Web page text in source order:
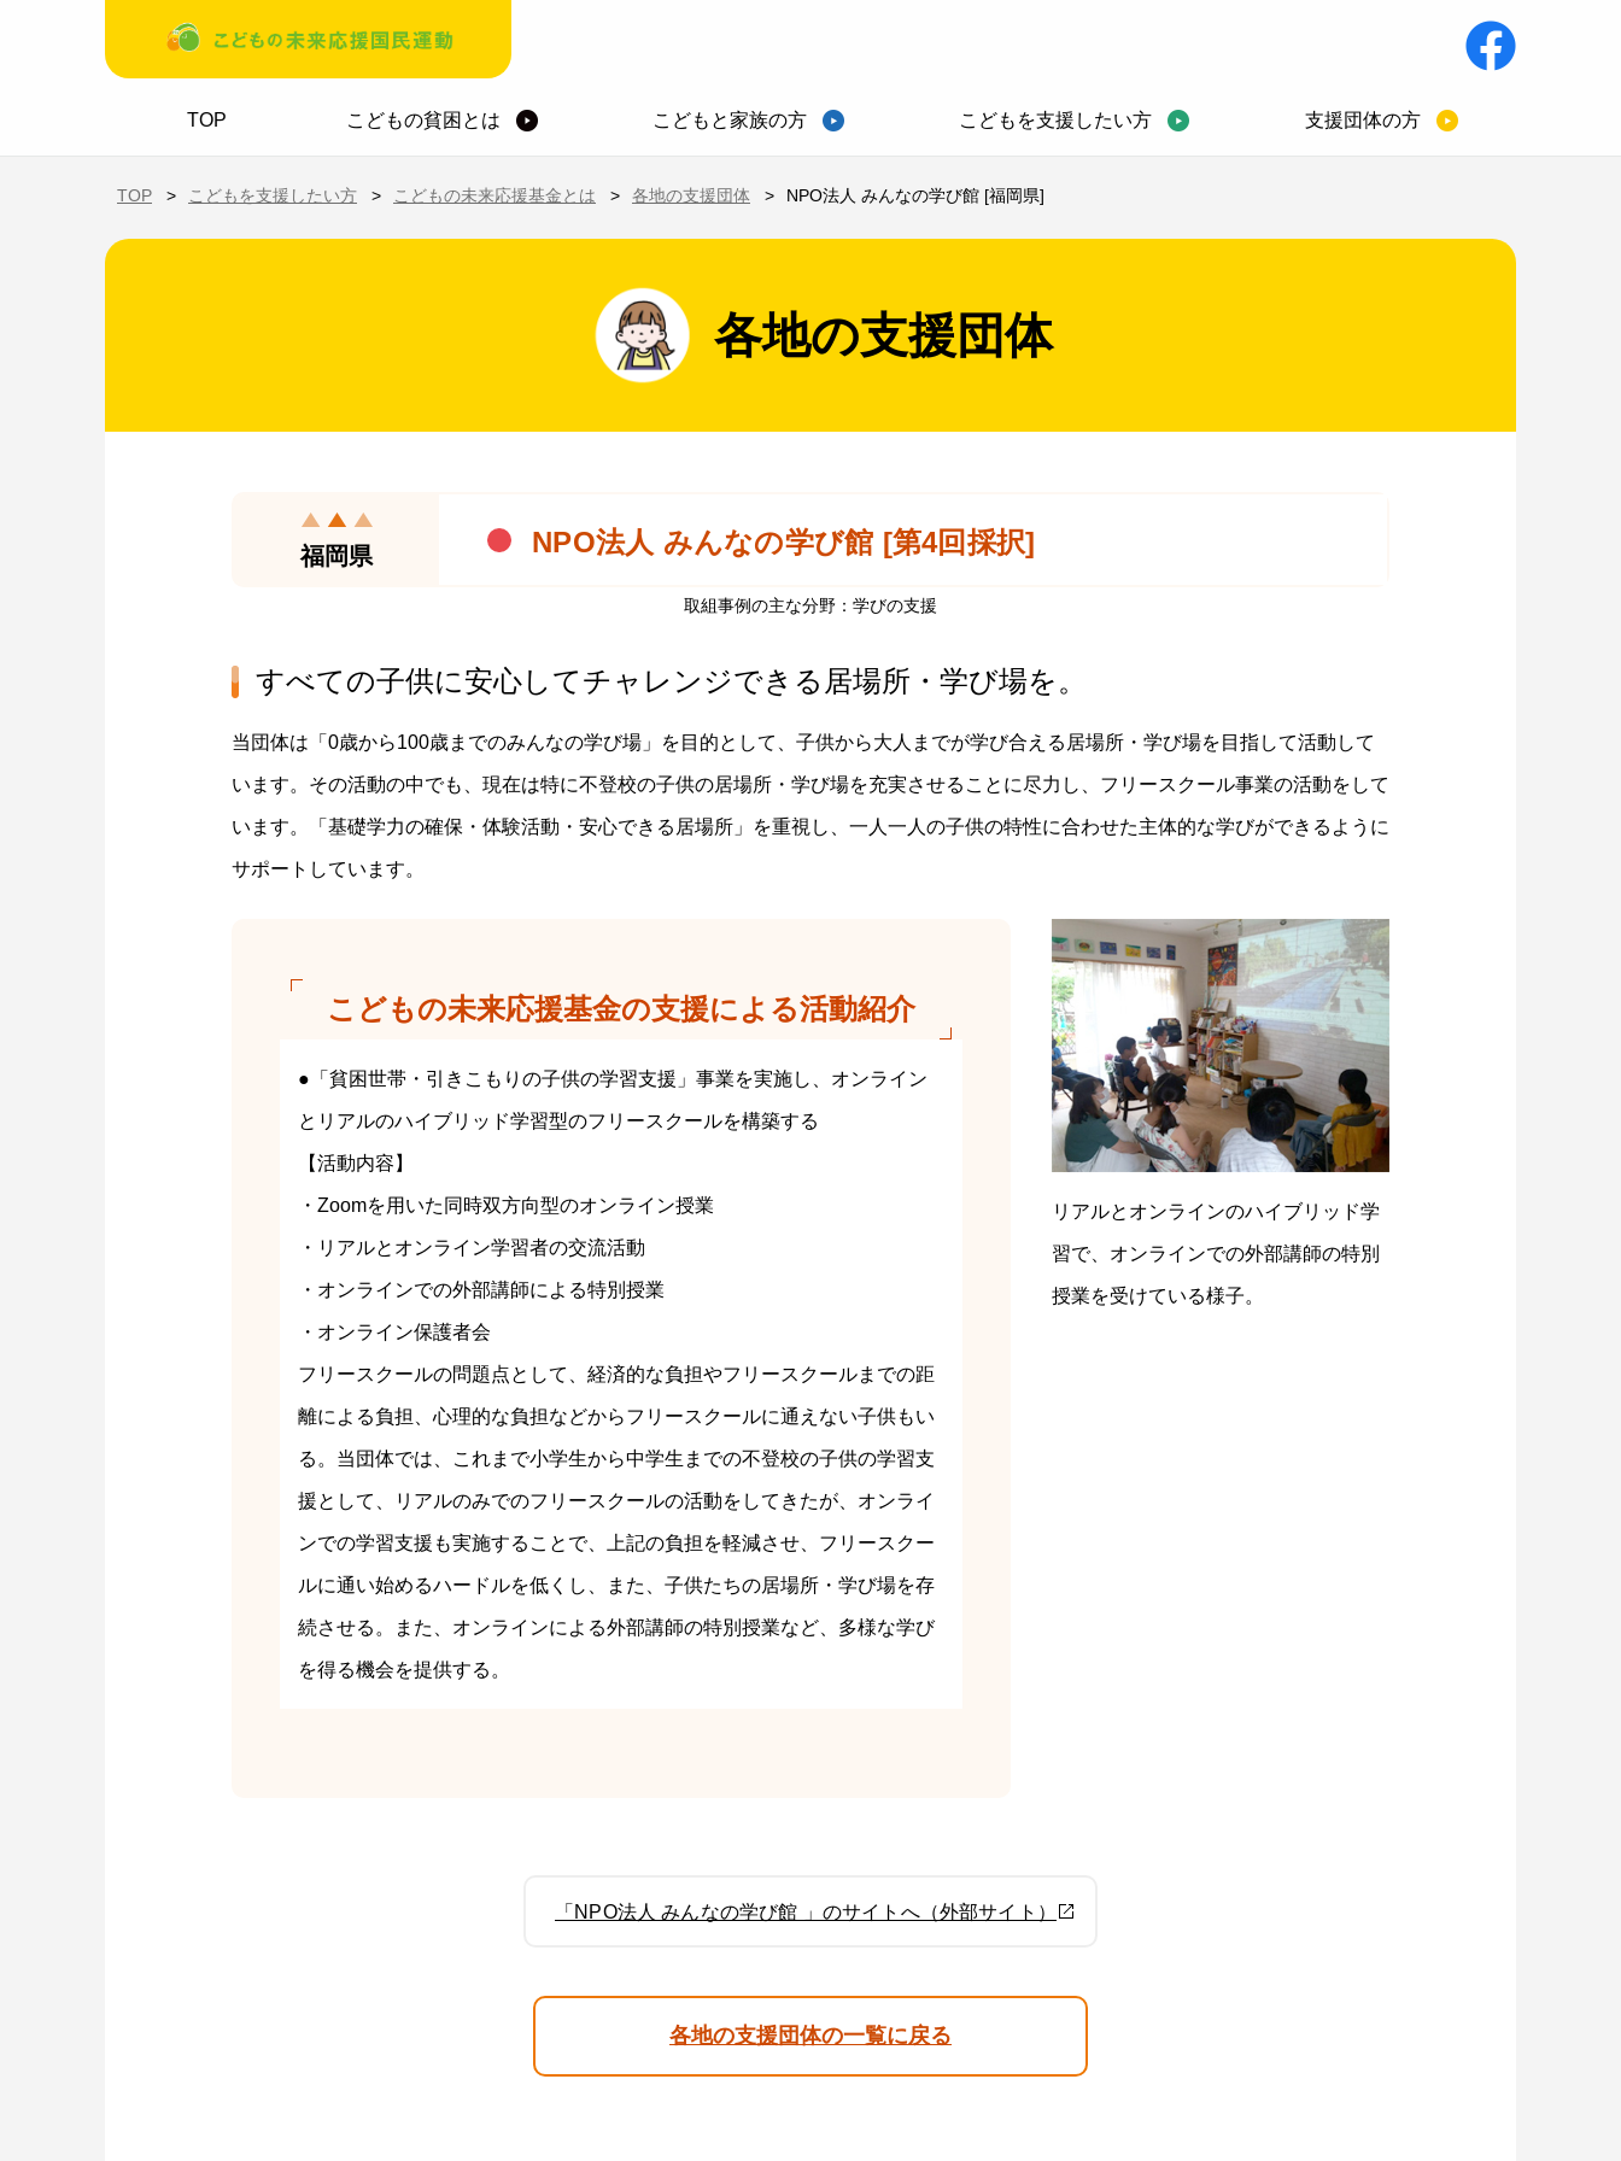
ホーム
TOP
こどもの貧困とは こどもと家族の方 こどもを支援したい方 支援団体の方
TOP こどもを支援したい方 こどもの未来応援基金とは 各地の支援団体 NPO法人 みんなの学び館 [福岡県]
各地の支援団体
福岡県 NPO法人 みんなの学び館 [第4回採択]
取組事例の主な分野：学びの支援
すべての子供に安心してチャレンジできる居場所・学び場を。
当団体は「0歳から100歳までのみんなの学び場」を目的として、子供から大人までが学び合える居場所・学び場を目指して活動して
います。その活動の中でも、現在は特に不登校の子供の居場所・学び場を充実させることに尽力し、フリースクール事業の活動をして
います。「基礎学力の確保・体験活動・安心できる居場所」を重視し、一人一人の子供の特性に合わせた主体的な学びができるように
サポートしています。
こどもの未来応援基金の支援による活動紹介
●「貧困世帯・引きこもりの子供の学習支援」事業を実施し、オンライン
とリアルのハイブリッド学習型のフリースクールを構築する
【活動内容】
・Zoomを用いた同時双方向型のオンライン授業
・リアルとオンライン学習者の交流活動
・オンラインでの外部講師による特別授業
・オンライン保護者会
フリースクールの問題点として、経済的な負担やフリースクールまでの距
離による負担、心理的な負担などからフリースクールに通えない子供もい
る。当団体では、これまで小学生から中学生までの不登校の子供の学習支
援として、リアルのみでのフリースクールの活動をしてきたが、オンライ
ンでの学習支援も実施することで、上記の負担を軽減させ、フリースクー
ルに通い始めるハードルを低くし、また、子供たちの居場所・学び場を存
続させる。また、オンラインによる外部講師の特別授業など、多様な学び
を得る機会を提供する。
リアルとオンラインのハイブリッド学
習で、オンラインでの外部講師の特別
授業を受けている様子。
「NPO法人 みんなの学び館 」のサイトへ（外部サイト）
各地の支援団体の一覧に戻る